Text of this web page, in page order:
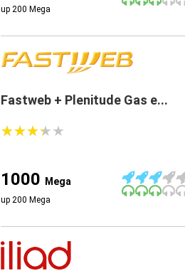
up 200 Mega
Fastweb + Plenitude Gas e...
★★★★★
★★★★★
1000 Mega
up 200 Mega